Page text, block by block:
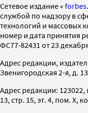
Cетевое издание «
службой по надзору в
технологий и массовых
номер и дата принятия
ФС77-82431 от 23
Адрес редакции,
Звенигородская 2-я, д.
Адрес редакции: 123022,
13, стр. 15, эт. 4, пом. X,